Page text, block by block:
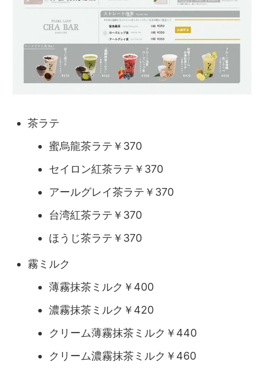
茶ラテ
蜜烏龍茶ラテ￥370
セイロン紅茶ラテ￥370
アールグレイ茶ラテ￥370
台湾紅茶ラテ￥370
ほうじ茶ラテ￥370
霧ミルク
薄霧抹茶ミルク￥400
濃霧抹茶ミルク￥420
クリーム薄霧抹茶ミルク￥440
クリーム濃霧抹茶ミルク￥460